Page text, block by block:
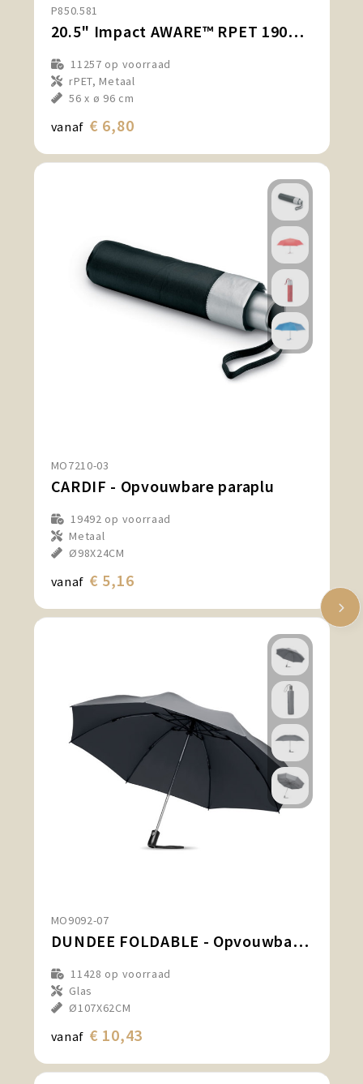
P850.581
20.5" Impact AWARE™ RPET 190T mini paraplu
11257 op voorraad
rPET, Metaal
56 x ø 96 cm
vanaf € 6,80
MO7210-03
CARDIF - Opvouwbare paraplu
19492 op voorraad
Metaal
Ø98X24CM
vanaf € 5,16
MO9092-07
DUNDEE FOLDABLE - Opvouwbare reversible paraplu
11428 op voorraad
Glas
Ø107X62CM
vanaf € 10,43